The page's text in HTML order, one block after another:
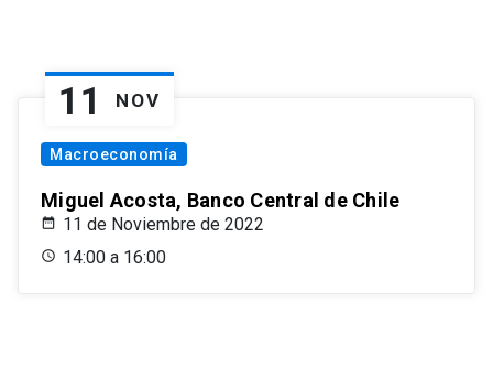
11 NOV
Macroeconomía
Miguel Acosta, Banco Central de Chile
11 de Noviembre de 2022
14:00 a 16:00